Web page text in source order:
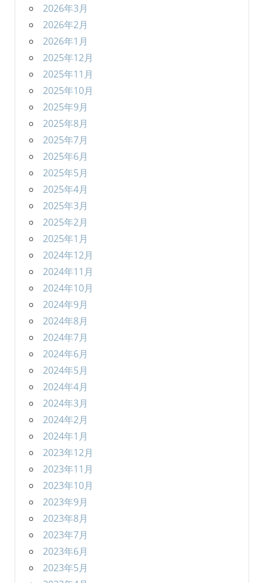
2026年3月
2026年2月
2026年1月
2025年12月
2025年11月
2025年10月
2025年9月
2025年8月
2025年7月
2025年6月
2025年5月
2025年4月
2025年3月
2025年2月
2025年1月
2024年12月
2024年11月
2024年10月
2024年9月
2024年8月
2024年7月
2024年6月
2024年5月
2024年4月
2024年3月
2024年2月
2024年1月
2023年12月
2023年11月
2023年10月
2023年9月
2023年8月
2023年7月
2023年6月
2023年5月